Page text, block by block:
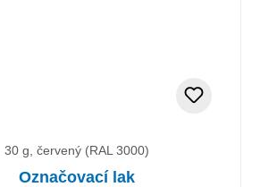
30 g, červený (RAL 3000)
Označovací lak